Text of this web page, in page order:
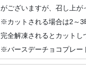
がございますが、召し上が
※カットされる場合は2～3
完全解凍されるとカットし
※バースデーチョコプレー